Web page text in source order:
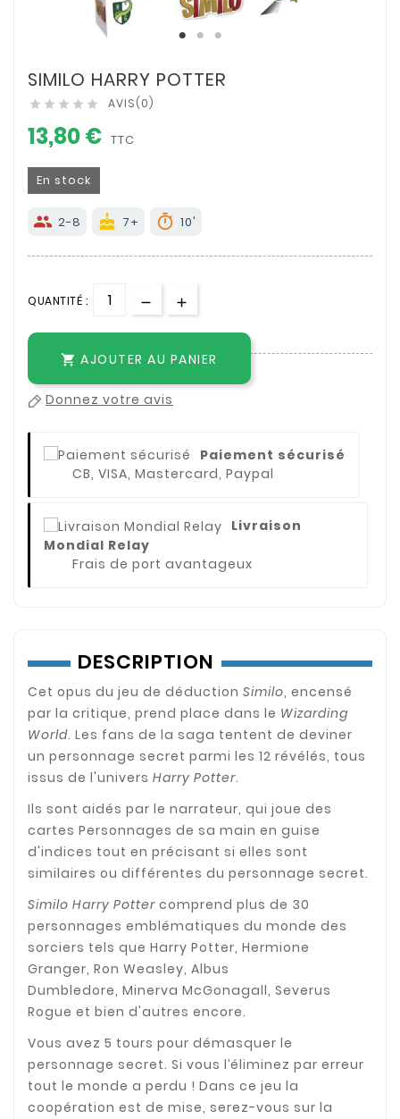
SIMILO HARRY POTTER
     AVIS(0)
13,80 € TTC
En stock
groups2-8 cake 7+ timer 10'
QUANTITÉ :
 AJOUTER AU PANIER
Donnez votre avis
Paiement sécurisé
CB, VISA, Mastercard, Paypal
Livraison
Mondial Relay
Frais de port avantageux
DESCRIPTION
Cet opus du jeu de déduction Similo, encensé
par la critique, prend place dans le Wizarding
World. Les fans de la saga tentent de deviner
un personnage secret parmi les 12 révélés, tous
issus de l'univers Harry Potter.
Ils sont aidés par le narrateur, qui joue des
cartes Personnages de sa main en guise
d'indices tout en précisant si elles sont
similaires ou différentes du personnage secret.
Similo Harry Potter comprend plus de 30
personnages emblématiques du monde des
sorciers tels que Harry Potter, Hermione
Granger, Ron Weasley, Albus
Dumbledore, Minerva McGonagall, Severus
Rogue et bien d'autres encore.
Vous avez 5 tours pour démasquer le
personnage secret. Si vous l’éliminez par erreur
tout le monde a perdu ! Dans ce jeu la
coopération est de mise, serez-vous sur la